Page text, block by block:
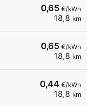
0,65 €/kWh
18,8 km
0,65 €/kWh
18,8 km
0,44 €/kWh
18,8 km